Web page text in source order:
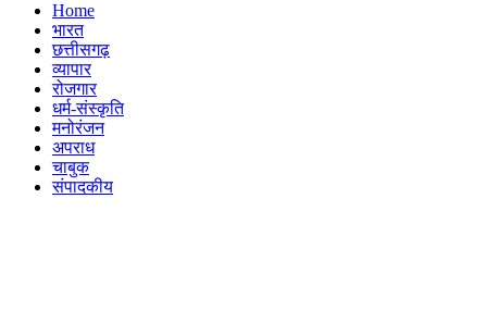
Home
भारत
छत्तीसगढ़
व्यापार
रोजगार
धर्म-संस्कृति
मनोरंजन
अपराध
चाबुक
संपादकीय